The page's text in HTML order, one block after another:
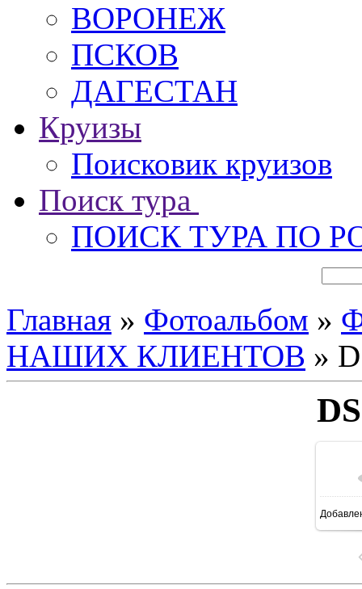
ВОРОНЕЖ
ПСКОВ
ДАГЕСТАН
Круизы
Поисковик круизов
Поиск тура
ПОИСК ТУРА ПО
Главная » Фотоальбом »
НАШИХ КЛИЕНТОВ »